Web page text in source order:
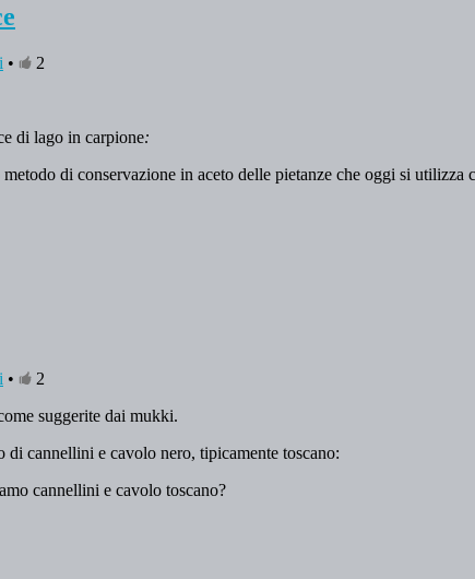
•
2
di lago in carpione:
di conservazione in aceto delle pietanze che oggi si utilizza
•
2
suggerite dai mukki.
di cannellini e cavolo nero, tipicamente toscano:
cannellini e cavolo toscano?